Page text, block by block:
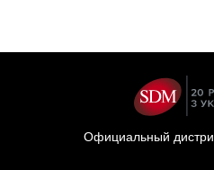
Официальный